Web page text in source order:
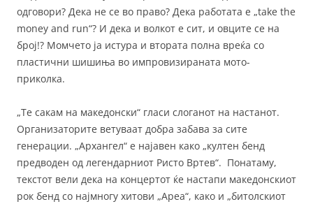
одговори? Дека не се во право? Дека работата е „take the
money and run“? И дека и волкот е сит, и овците се на
број!? Момчето ја истура и втората полна вреќа со
пластични шишиња во импровизираната мото-
приколка.
„Те сакам на македонски“ гласи слоганот на настанот.
Организаторите ветуваат добра забава за сите
генерации. „Архангел“ е најавен како „култен бенд
предводен од легендарниот Ристо Вртев“. Понатаму,
текстот вели дека на концертот ќе настапи македонскиот
рок бенд со најмногу хитови „Ареа“, како и „битолскиот